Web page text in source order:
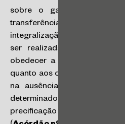
sobre o ganho de
transferência dos ativos
integralização de quotas de
ser realizada por seu valor
obedecer a Instrução
quanto aos critérios de
na ausência de mercado
determinado ativo, com a
precificação previstas